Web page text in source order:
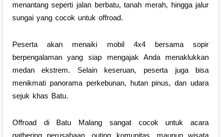
menantang seperti jalan berbatu, tanah merah, hingga jalur
sungai yang cocok untuk offroad.
Peserta akan menaiki mobil 4x4 bersama sopir
berpengalaman yang siap mengajak Anda menaklukkan
medan ekstrem. Selain keseruan, peserta juga bisa
menikmati panorama perkebunan, hutan pinus, dan udara
sejuk khas Batu.
Offroad di Batu Malang sangat cocok untuk acara